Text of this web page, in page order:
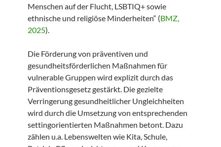
Menschen auf der Flucht, LSBTIQ+ sowie
ethnische und religiöse Minderheiten“ (BMZ,
2025).
Die Förderung von präventiven und
gesundheitsförderlichen Maßnahmen für
vulnerable Gruppen wird explizit durch das
Präventionsgesetz gestärkt. Die gezielte
Verringerung gesundheitlicher Ungleichheiten
wird durch die Umsetzung von entsprechenden
settingorientierten Maßnahmen betont. Dazu
zählen u.a. Lebenswelten wie Kita, Schule,